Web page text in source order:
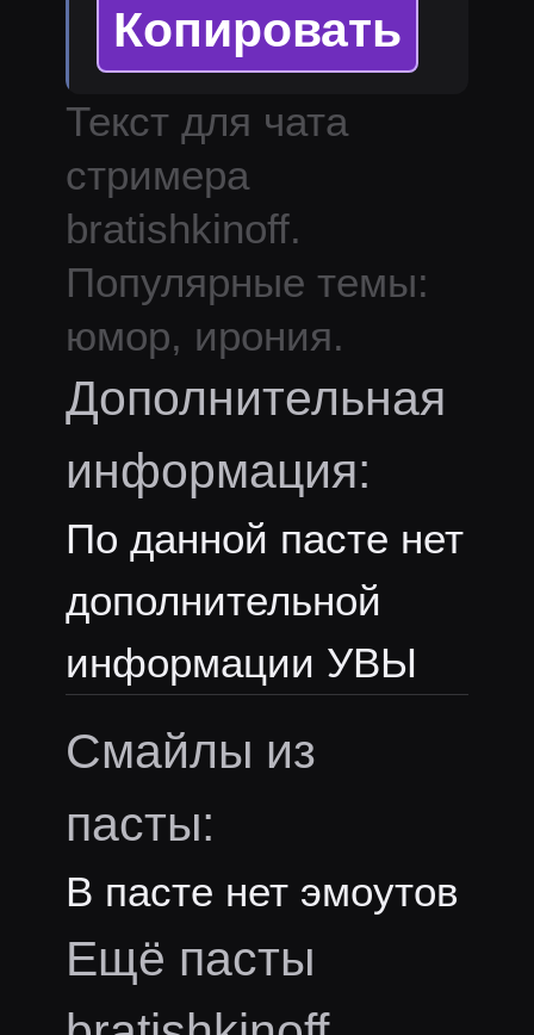
Копировать
Текст для чата
стримера
bratishkinoff.
Популярные темы:
юмор, ирония.
Дополнительная
информация:
По данной пасте нет
дополнительной
информации УВЫ
Смайлы из
пасты:
В пасте нет эмоутов
Ещё пасты